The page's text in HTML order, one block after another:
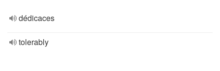
dédicaces
tolerably